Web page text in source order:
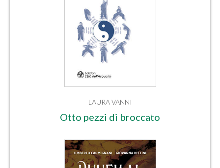
LAURA VANNI
Otto pezzi di broccato